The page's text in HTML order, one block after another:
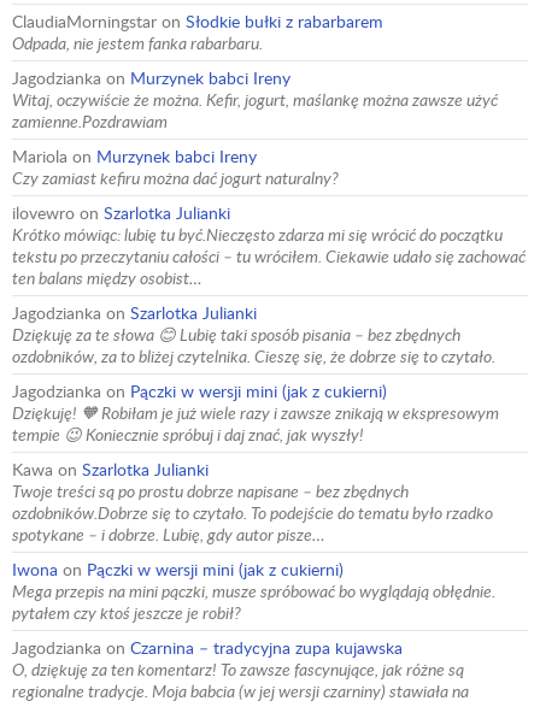
ClaudiaMorningstar on Słodkie bułki z rabarbarem
Odpada, nie jestem fanka rabarbaru.
Jagodzianka on Murzynek babci Ireny
Witaj, oczywiście że można. Kefir, jogurt, maślankę można zawsze użyć
zamienne.Pozdrawiam
Mariola on Murzynek babci Ireny
Czy zamiast kefiru można dać jogurt naturalny?
ilovewro on Szarlotka Julianki
Krótko mówiąc: lubię tu być.Nieczęsto zdarza mi się wrócić do początku
tekstu po przeczytaniu całości – tu wróciłem. Ciekawie udało się zachować
ten balans między osobist…
Jagodzianka on Szarlotka Julianki
Dziękuję za te słowa 😊 Lubię taki sposób pisania – bez zbędnych
ozdobników, za to bliżej czytelnika. Cieszę się, że dobrze się to czytało.
Jagodzianka on Pączki w wersji mini (jak z cukierni)
Dziękuję! 🧡 Robiłam je już wiele razy i zawsze znikają w ekspresowym
tempie 😉 Koniecznie spróbuj i daj znać, jak wyszły!
Kawa on Szarlotka Julianki
Twoje treści są po prostu dobrze napisane – bez zbędnych
ozdobników.Dobrze się to czytało. To podejście do tematu było rzadko
spotykane – i dobrze. Lubię, gdy autor pisze…
Iwona on Pączki w wersji mini (jak z cukierni)
Mega przepis na mini pączki, musze spróbować bo wyglądają obłędnie.
pytałem czy ktoś jeszcze je robił?
Jagodzianka on Czarnina – tradycyjna zupa kujawska
O, dziękuję za ten komentarz! To zawsze fascynujące, jak różne są
regionalne tradycje. Moja babcia (w jej wersji czarniny) stawiała na